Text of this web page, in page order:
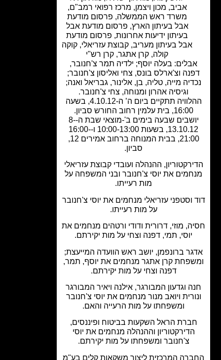
מכון ויצמן,מרכז רפואי רמב"ם
משרד ראש הממשלה,פרסום מודעת
אבל בעיתון הארץ,פרסום מודעת אבל
בעיתון ידיעות אחרונות,פרסום מודעת
אבל בעיתון מעריב, קבוצת עזריאלי ,קוקה
קרן אתגר,קרן רש"י
בעלה יוסף; ילדיה תמר צ'חנובר,
וצ'ארלס בונס, צחי ואליסון צ'חנובר;
מייה, טליה, בן, אלינור, גבריאל ואנה;
וגיסיה אהרון ומנוחה, צחי צ'חנובר.
ההלוויה תתקיים ביום ה’ ה-4.10.12, בשעה
יושבים שבעה בימים ב'-מוצאי שבת ה-8-
13.10.12, בשעות 10:00-13:00 ו-16:00-
21:00, בבית המנוחה ברחוב אמירים 12,
ההנהלה ועובדי קבוצת עזריאלי
את יוסי צ'חנובר ובני המשפחה על
מות רעייתו.
וסטפני עזריאלי מנחמים את יוסי צ'חנובר
על מות רעייתו.
מוזי, דרורית ודודי ורטהים מנחמים את
יוסי, תמי, דפנה וצחי על מות יקירתם.
ברונפמן, יושב ראש הוועדה המייעצת;
קרן אתגר מנחמים את יוסף, תמר,
דפנה וצחי על מות יקירתם.
וגדעון המבורגר, אילנה ויאיר המבורגר
ויואב מנור מנחמים את יוסי צ'חנובר
ומשפחתו על מות הרעייה והאם.
הראל השקעות בביטוח ופיננסים,
הדירקטוריון וההנהלה מנחמים את יוסי
צ'חנובר ומשפחתו על מות יקירתם.
המרכזית ליצור משקאות קלים בע"מ